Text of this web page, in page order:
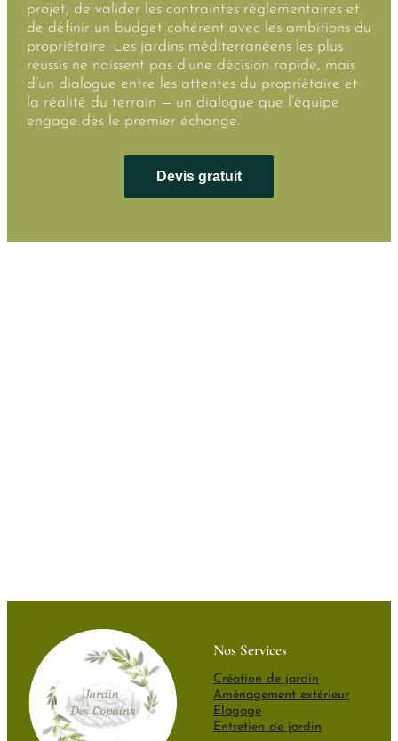
projet, de valider les contraintes réglementaires et
de définir un budget cohérent avec les ambitions du
propriétaire. Les jardins méditerranéens les plus
réussis ne naissent pas d’une décision rapide, mais
d’un dialogue entre les attentes du propriétaire et
la réalité du terrain — un dialogue que l’équipe
engage dès le premier échange.
Devis gratuit
Nos Services
Création de jardin
Aménagement extérieur
Elagage
Entretien de jardin